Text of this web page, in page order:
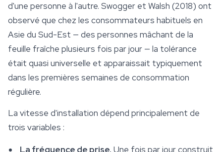
d'une personne à l'autre. Swogger et Walsh (2018) ont
observé que chez les consommateurs habituels en
Asie du Sud-Est — des personnes mâchant de la
feuille fraîche plusieurs fois par jour — la tolérance
était quasi universelle et apparaissait typiquement
dans les premières semaines de consommation
régulière.
La vitesse d'installation dépend principalement de
trois variables :
La fréquence de prise. Une fois par jour construit